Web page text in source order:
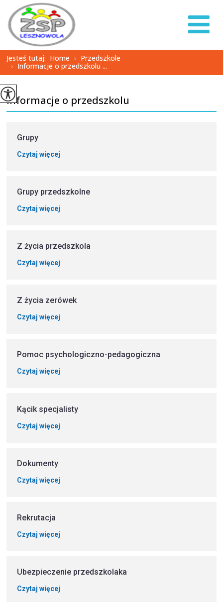
Jesteś tutaj: Home > Przedszkole
> Informacje o przedszkolu ...
Informacje o przedszkolu
Grupy
Czytaj więcej
Grupy przedszkolne
Czytaj więcej
Z życia przedszkola
Czytaj więcej
Z życia zerówek
Czytaj więcej
Pomoc psychologiczno-pedagogiczna
Czytaj więcej
Kącik specjalisty
Czytaj więcej
Dokumenty
Czytaj więcej
Rekrutacja
Czytaj więcej
Ubezpieczenie przedszkolaka
Czytaj więcej